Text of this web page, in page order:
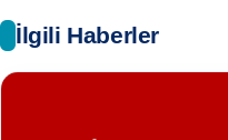
İlgili Haberler